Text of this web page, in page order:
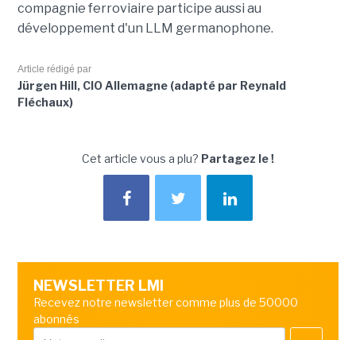
compagnie ferroviaire participe aussi au
développement d'un LLM germanophone.
Article rédigé par
Jürgen Hill, CIO Allemagne (adapté par Reynald
Fléchaux)
Cet article vous a plu? Partagez le !
NEWSLETTER LMI
Recevez notre newsletter comme plus de 50000
abonnés